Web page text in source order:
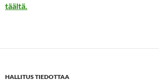
täältä.
HALLITUS TIEDOTTAA